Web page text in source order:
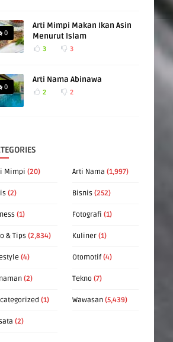
0
Arti Mimpi Makan Ikan Asin
Menurut Islam
3 3
0
Arti Nama Abinawa
2 2
Mimpi (20) Arti Nama (1,997)
(2) Bisnis (252)
(1) Fotografi (1)
& Tips (2,834) Kuliner (1)
(4) Otomotif (4)
(2) Tekno (7)
(1) Wawasan (5,439)
(2)